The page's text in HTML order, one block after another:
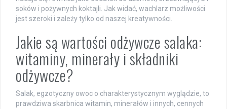
soków i pożywnych koktajli. Jak widać, wachlarz możliwości
jest szeroki i zależy tylko od naszej kreatywności.
Jakie są wartości odżywcze salaka:
witaminy, minerały i składniki
odżywcze?
Salak, egzotyczny owoc o charakterystycznym wyglądzie, to
prawdziwa skarbnica witamin, minerałów i innych, cennych